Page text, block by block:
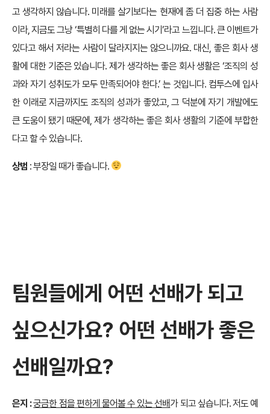
고 생각하지 않습니다. 미래를 살기보다는 현재에 좀 더 집중 하는 사람
이라, 지금도 그냥 ‘특별히 다를 게 없는 시기’라고 느낍니다. 큰 이벤트가
있다고 해서 저라는 사람이 달라지지는 않으니까요. 대신, 좋은 회사 생
활에 대한 기준은 있습니다. 제가 생각하는 좋은 회사 생활은 ‘조직의 성
과와 자기 성취도가 모두 만족되어야 한다.’ 는 것입니다. 컴투스에 입사
한 이래로 지금까지도 조직의 성과가 좋았고, 그 덕분에 자기 개발에도
큰 도움이 됐기 때문에, 제가 생각하는 좋은 회사 생활의 기준에 부합한
다고 할 수 있습니다.
상범 : 부장일 때가 좋습니다.
팀원들에게 어떤 선배가 되고
싶으신가요? 어떤 선배가 좋은
선배일까요?
은지 :궁금한 점을 편하게 물어볼 수 있는 선배가 되고 싶습니다. 저도 예